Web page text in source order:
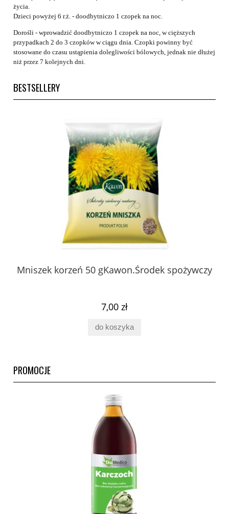
życia.
Dzieci powyżej 6 r.ż. - doodbytniczo 1 czopek na noc.
Dorośli - wprowadzić doodbytniczo 1 czopek na noc, w cięższych
przypadkach 2 do 3 czopków w ciągu dnia. Czopki powinny być
stosowane do czasu ustąpienia dolegliwości bólowych, jednak nie dłużej
niż przez 7 kolejnych dni.
BESTSELLERY
Mniszek korzeń 50 gKawon.Środek spożywczy
7,00 zł
do koszyka
PROMOCJE